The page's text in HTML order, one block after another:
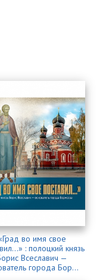
во имя свое
: полоцкий князь
Всеславич —
города Бор...